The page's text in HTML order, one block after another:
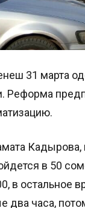
31 марта
Реформа
Кадырова,
в 50
в остальное
два часа,